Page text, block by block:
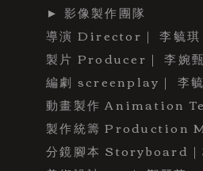
► 影像製作團隊
導演 Director｜ 李毓
製片 Producer｜ 李婉
編劇 screenplay｜ 李
動畫製作 Animation
製作統籌 Production
分鏡腳本 Storyboard